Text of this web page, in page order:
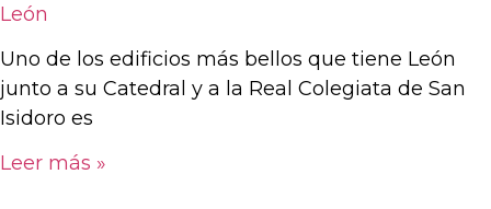
León
Uno de los edificios más bellos que tiene León
junto a su Catedral y a la Real Colegiata de San
Isidoro es
Leer más »